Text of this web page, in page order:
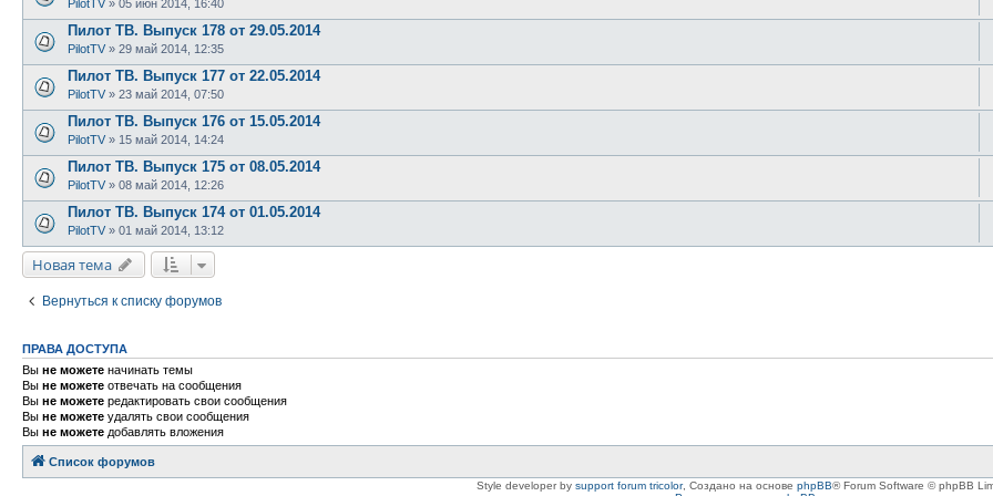
PilotTV » 05 июн 2014, 16:40
Пилот ТВ. Выпуск 178 от 29.05.2014
PilotTV » 29 май 2014, 12:35
Пилот ТВ. Выпуск 177 от 22.05.2014
PilotTV » 23 май 2014, 07:50
Пилот ТВ. Выпуск 176 от 15.05.2014
PilotTV » 15 май 2014, 14:24
Пилот ТВ. Выпуск 175 от 08.05.2014
PilotTV » 08 май 2014, 12:26
Пилот ТВ. Выпуск 174 от 01.05.2014
PilotTV » 01 май 2014, 13:12
Новая тема
Вернуться к списку форумов
ПРАВА ДОСТУПА
Вы не можете начинать темы
Вы не можете отвечать на сообщения
Вы не можете редактировать свои сообщения
Вы не можете удалять свои сообщения
Вы не можете добавлять вложения
Список форумов
Style developer by support forum tricolor, Создано на основе phpBB® Forum Software © phpBB